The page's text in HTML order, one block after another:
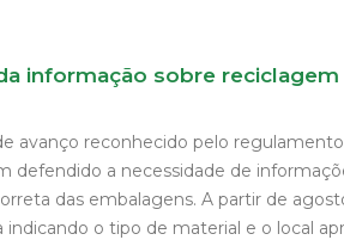
informação sobre reciclagem
avanço reconhecido pelo
defendido a necessidade de
das embalagens. A partir de
indicando o tipo de material e o local